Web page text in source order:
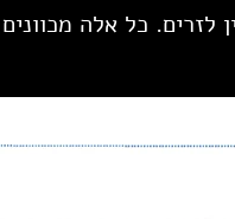
לזרים. כל אלה